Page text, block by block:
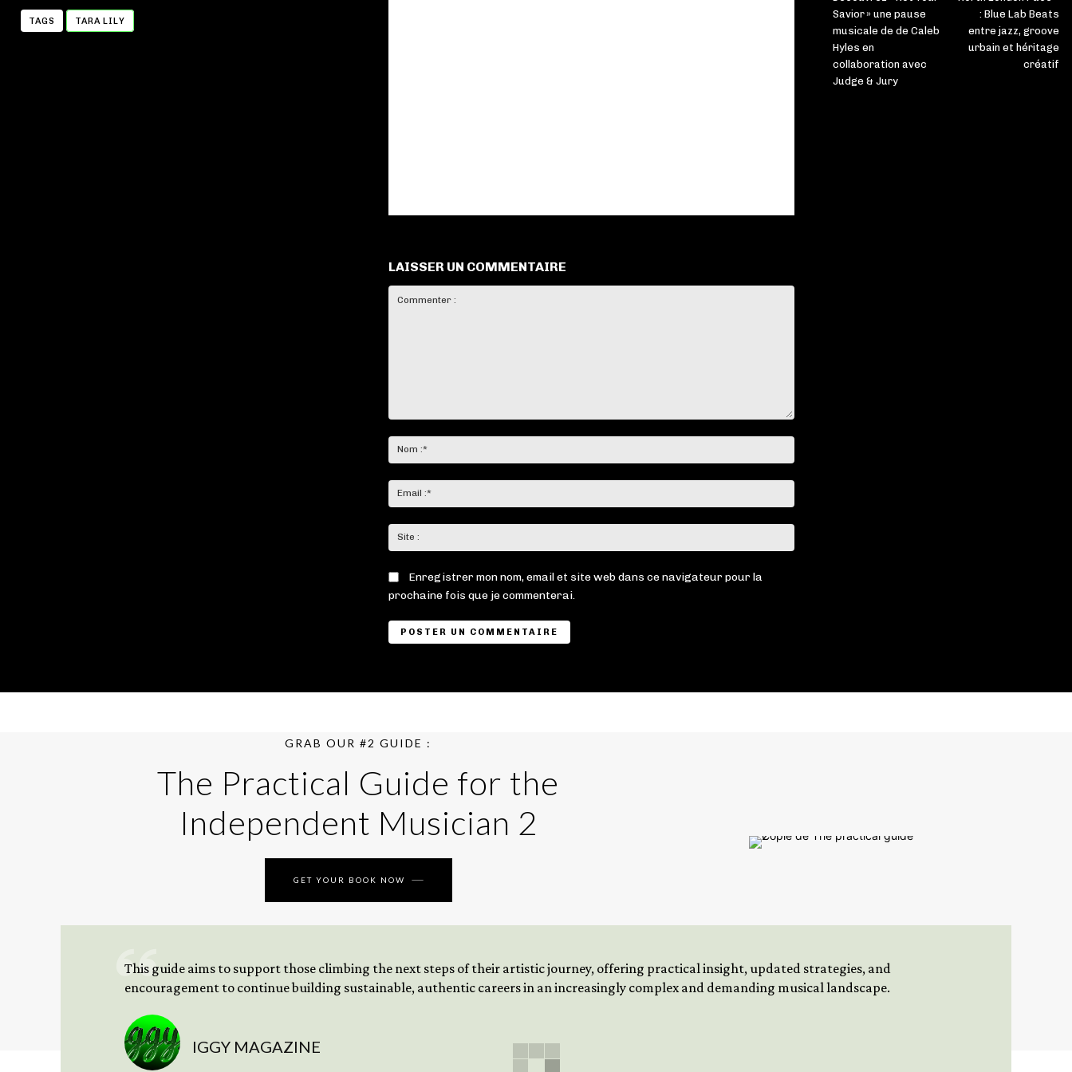
TAGS TARA LILY
LAISSER UN COMMENTAIRE
:*
:*
:
Enregistrer mon nom, email et site web dans ce navigateur pour la
prochaine fois que je commenterai.
Savior » une pause
musicale de de Caleb
Hyles en
collaboration avec
Judge & Jury
: Blue Lab Beats
entre jazz, groove
urbain et héritage
créatif
GRAB OUR #2 GUIDE :
The Practical Guide for the
Independent Musician 2
GET YOUR BOOK NOW
This guide aims to support those climbing the next steps of their artistic journey, offering practical insight, updated strategies, and
encouragement to continue building sustainable, authentic careers in an increasingly complex and demanding musical landscape.
IGGY MAGAZINE